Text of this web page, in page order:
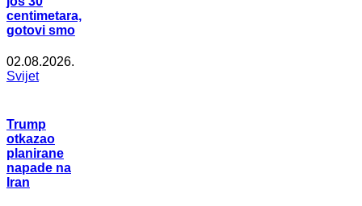
centimetara,
gotovi smo
02.08.2026.
Svijet
Trump
otkazao
planirane
napade na
Iran